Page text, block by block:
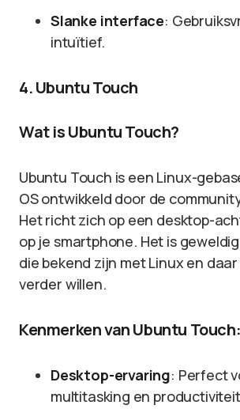
Slanke interface:
intuïtief.
4. Ubuntu Touch
Wat is Ubuntu Touch?
Ubuntu Touch is een Linux-
OS ontwikkeld door de
Het richt zich op een desktop-
op je smartphone. Het is
die bekend zijn met Linux en
verder willen.
Kenmerken van Ubuntu Touch:
Desktop-ervaring: Perfect
multitasking en